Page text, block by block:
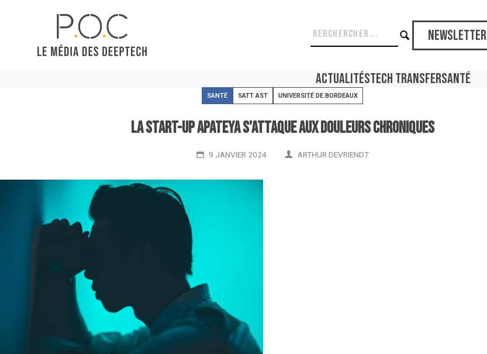
Newsletter
ActualitésTech TransferSanté
SANTÉ SATT AST UNIVERSITÉ DE BORDEAUX
La start-up Apateya s’attaque aux douleurs chroniques
9 JANVIER 2024 ARTHUR DEVRIENDT